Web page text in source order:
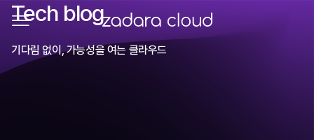
메뉴 열기
ZADARA CLOUD
Tech blog
기다림 없이, 가능성을 여는 클라우드